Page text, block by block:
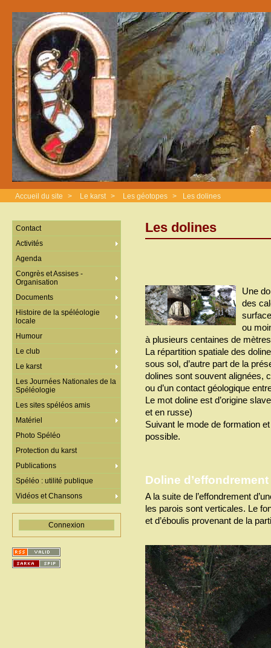
Accueil du site > Le karst > Les géotopes > Les dolines
Les dolines
Une
des
ou
à plusieurs centaines de
La répartition spatiale des
sous sol, d’autre part de la
dolines sont souvent alignées,
ou d’un contact géologique
Le mot doline est d’origine
et en russe)
Suivant le mode de formation
possible.
Doline d’effondrement
A la suite de l’effondrement
les parois sont verticales. Le
et d’éboulis provenant de la
Contact
Activités
Agenda
Congrès et Assises -
Organisation
Documents
Histoire de la spéléologie
locale
Humour
Le club
Le karst
Les Journées Nationales de la
Spéléologie
Les sites spéléos amis
Matériel
Photo Spéléo
Protection du karst
Publications
Spéléo : utilité publique
Vidéos et Chansons
Connexion